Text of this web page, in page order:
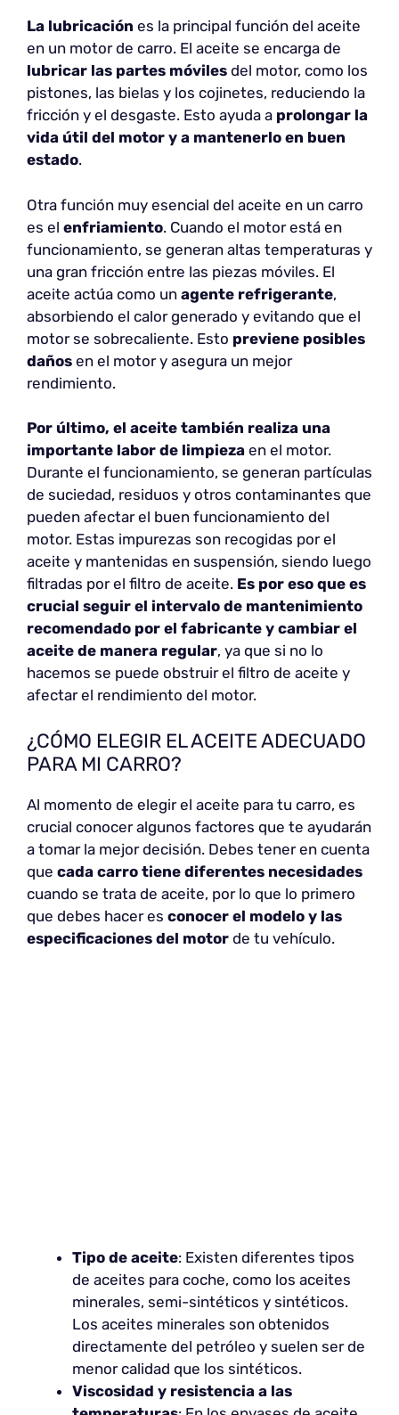
La lubricación es la principal función del aceite
en un motor de carro. El aceite se encarga de
lubricar las partes móviles del motor, como los
pistones, las bielas y los cojinetes, reduciendo la
fricción y el desgaste. Esto ayuda a prolongar la
vida útil del motor y a mantenerlo en buen
estado.
Otra función muy esencial del aceite en un carro
es el enfriamiento. Cuando el motor está en
funcionamiento, se generan altas temperaturas y
una gran fricción entre las piezas móviles. El
aceite actúa como un agente refrigerante,
absorbiendo el calor generado y evitando que el
motor se sobrecaliente. Esto previene posibles
daños en el motor y asegura un mejor
rendimiento.
Por último, el aceite también realiza una
importante labor de limpieza en el motor.
Durante el funcionamiento, se generan partículas
de suciedad, residuos y otros contaminantes que
pueden afectar el buen funcionamiento del
motor. Estas impurezas son recogidas por el
aceite y mantenidas en suspensión, siendo luego
filtradas por el filtro de aceite. Es por eso que es
crucial seguir el intervalo de mantenimiento
recomendado por el fabricante y cambiar el
aceite de manera regular, ya que si no lo
hacemos se puede obstruir el filtro de aceite y
afectar el rendimiento del motor.
¿CÓMO ELEGIR EL ACEITE ADECUADO
PARA MI CARRO?
Al momento de elegir el aceite para tu carro, es
crucial conocer algunos factores que te ayudarán
a tomar la mejor decisión. Debes tener en cuenta
que cada carro tiene diferentes necesidades
cuando se trata de aceite, por lo que lo primero
que debes hacer es conocer el modelo y las
especificaciones del motor de tu vehículo.
Tipo de aceite: Existen diferentes tipos
de aceites para coche, como los aceites
minerales, semi-sintéticos y sintéticos.
Los aceites minerales son obtenidos
directamente del petróleo y suelen ser de
menor calidad que los sintéticos.
Viscosidad y resistencia a las